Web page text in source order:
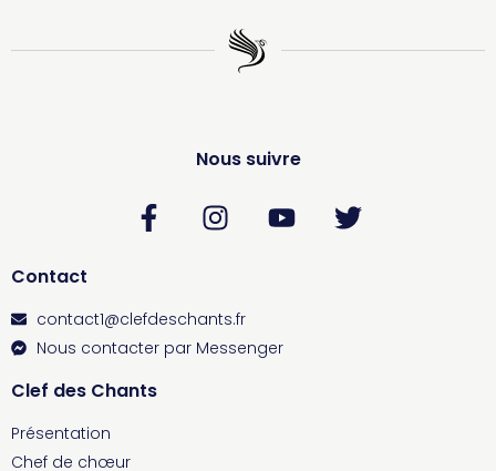
Nous suivre
Contact
contact1@clefdeschants.fr
Nous contacter par Messenger
Clef des Chants
Présentation
Chef de chœur